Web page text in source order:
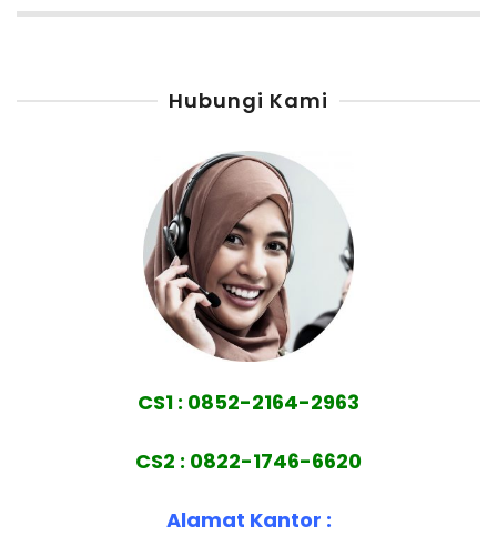
Hubungi Kami
CS1 : 0852-2164-2963
CS2 : 0822-1746-6620
Alamat Kantor :